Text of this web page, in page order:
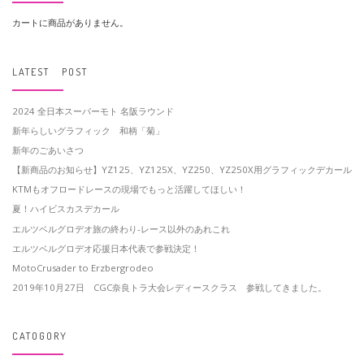
カートに商品がありません。
LATEST POST
2024 全日本スーパーモト 名阪ラウンド
新年らしいグラフィック 和柄「菊」
新年のごあいさつ
【新商品のお知らせ】YZ125、YZ125X、YZ250、YZ250X用グラフィックデカール
KTMもオフロードレースの現場でもっと活躍してほしい！
夏！ハイビスカスデカール
エルツベルグロデオ旅の終わり-レース以外のあれこれ
エルツベルグロデオ応援日本代表で参戦決定！
MotoCrusader to Erzbergrodeo
2019年10月27日 CGC奈良トラ大会レディースクラス 参戦してきました。
CATOGORY